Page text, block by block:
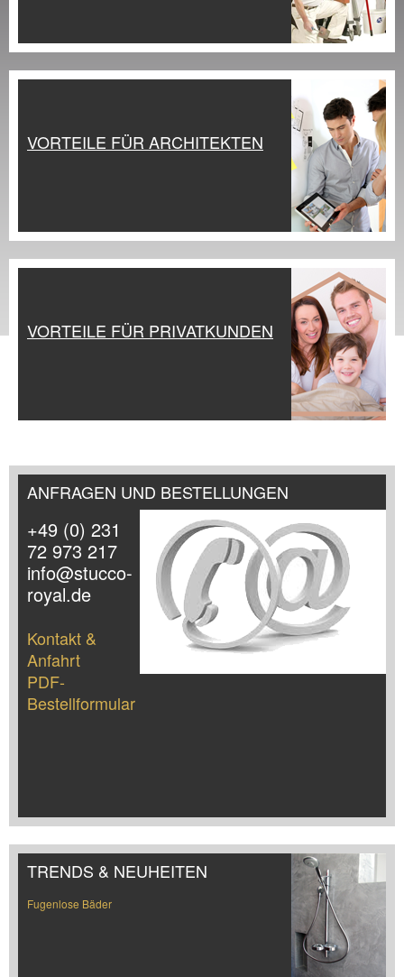
VORTEILE FÜR ARCHITEKTEN
VORTEILE FÜR PRIVATKUNDEN
ANFRAGEN UND BESTELLUNGEN
+49 (0) 231
72 973 217
info@stucco-
royal.de
Kontakt &
Anfahrt
PDF-
Bestellformular
TRENDS & NEUHEITEN
Fugenlose Bäder